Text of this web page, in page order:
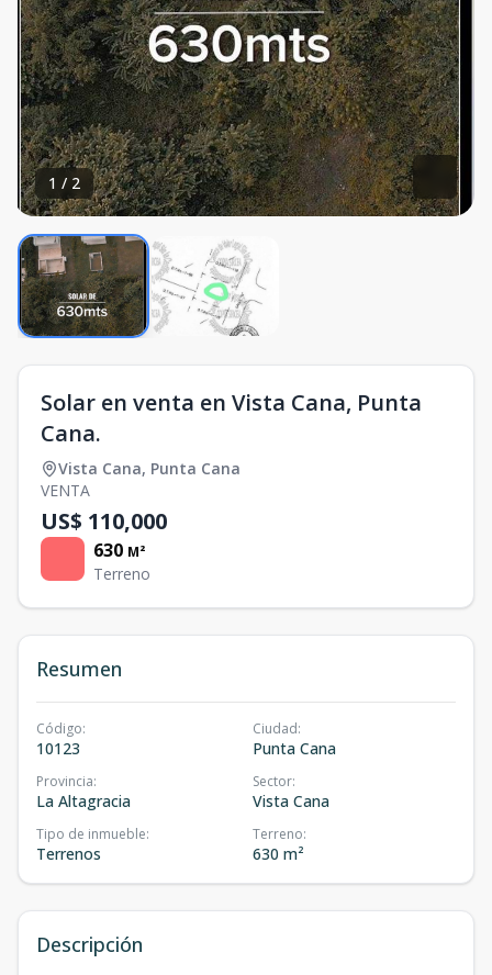
1 / 2
Solar en venta en Vista Cana, Punta
Cana.
Vista Cana, Punta Cana
VENTA
US$ 110,000
630 M²
Terreno
Resumen
Código:
10123
Ciudad:
Punta Cana
Provincia:
La Altagracia
Sector:
Vista Cana
Tipo de inmueble:
Terrenos
Terreno:
630 m²
Descripción